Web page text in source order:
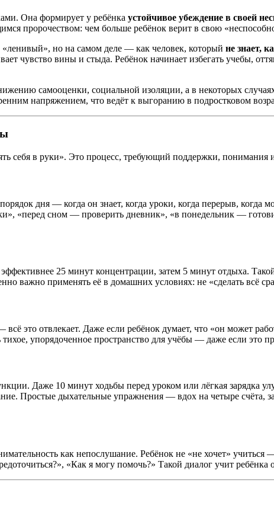
Она формирует у ребёнка устойчивое убеждение в своей
пророчеством: чем больше ребёнок верит в свою
но на самом деле — как человек, который не знает,
чувство вины и стыда. Ребёнок начинает избегать учебы,
самооценки, социальной изоляции, а в некоторых
напряжением, что ведёт к выгоранию в подростковом
себя в руки». Это процесс, требующий поддержки, понимания
дня — когда он знает, когда уроки, когда перерыв,
«перед сном — проверить дневник», «в понедельник —
25 минут концентрации, затем 5 минут отдыха.
важно применять её в домашних условиях: не «сделать всё
это отвлекает. Даже если ребёнок думает, что «он может
упорядоченное пространство для учёбы — даже если это
Даже 10 минут ходьбы перед уроком или лёгкая
Простые дыхательные упражнения — вдох на четыре счёта,
как непослушание. Ребёнок не «не хочет»
«Как я могу помочь?» Такой диалог учит